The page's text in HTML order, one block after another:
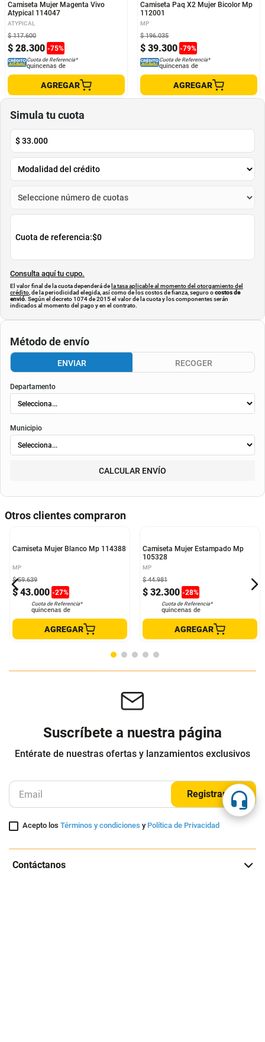
Camiseta Mujer Magenta Vivo
Atypical 114047
ATYPICAL
$ 28.300 -75%
$ 117.600
Cuota de Referencia*
quincenas de
AGREGAR
Camiseta Paq X2 Mujer Bicolor Mp
112001
MP
$ 39.300 -79%
$ 196.035
Cuota de Referencia*
quincenas de
AGREGAR
Simula tu cuota
$33.000
Cuota de referencia:$0
Consulta aquí tu cupo.
El valor final de la cuota dependerá de la tasa aplicable al momento del otorgamiento del
crédito , de la periodicidad elegida, así como de los costos de fianza, seguro ocostos de
envió. Según el decreto 1074 de 2015 el valor de la cuota y los componentes serán
indicados al momento del pago y en el contrato.
Método de envío
ENVIAR RECOGER
Departamento
Municipio
CALCULAR ENVÍO
Otros clientes compraron
Camiseta Mujer Blanco Mp 114388
MP
$ 43.000 -27%
$ 59.639
Cuota de Referencia*
quincenas de
AGREGAR
Camiseta Mujer Estampado Mp
105328
MP
$ 32.300 -28%
$ 44.981
Cuota de Referencia*
quincenas de
AGREGAR
Suscríbete a nuestra página
Entérate de nuestras ofertas y lanzamientos exclusivos
Registrarme
Acepto losTérminos y condiciones y Política de Privacidad
Contáctanos